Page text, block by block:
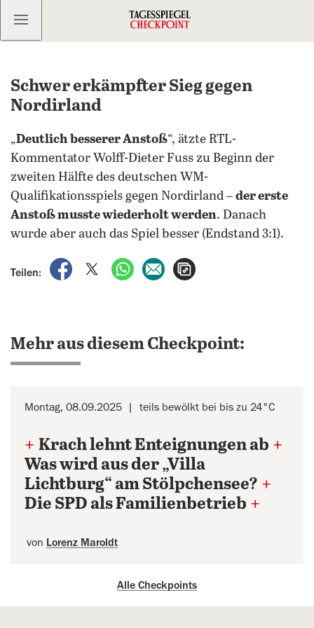
Kostenlos anmelden
Schwer erkämpfter Sieg gegen
Nordirland
„Deutlich besserer Anstoß“, ätzte RTL-
Kommentator Wolff-Dieter Fuss zu Beginn der
zweiten Hälfte des deutschen WM-
Qualifikationsspiels gegen Nordirland – der erste
Anstoß musste wiederholt werden. Danach
wurde aber auch das Spiel besser (Endstand 3:1).
Teilen:
auf Facebook teilen
auf X teilenper WhatsApp teilen
per E-Mail teilen
Mehr aus diesem Checkpoint:
Montag, 08.09.2025 teils bewölkt bei bis zu 24°C
+ Krach lehnt Enteignungen ab +
Was wird aus der „Villa
Lichtburg“ am Stölpchensee? +
Die SPD als Familienbetrieb +
von Lorenz Maroldt
Alle Checkpoints